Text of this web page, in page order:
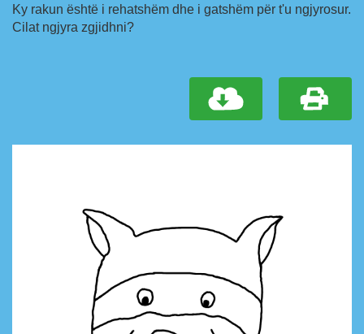
Ky rakun është i rehatshëm dhe i gatshëm për t'u ngjyrosur.
Cilat ngjyra zgjidhni?